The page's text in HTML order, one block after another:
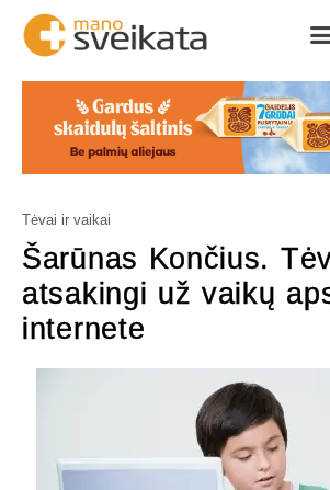
Tėvai ir vaikai
Šarūnas Končius.
atsakingi už vaikų
internete